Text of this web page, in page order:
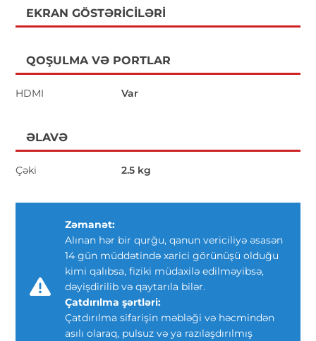
EKRAN GÖSTƏRICILƏRI
QOŞULMA VƏ PORTLAR
HDMI Var
ƏLAVƏ
Çəki 2.5 kg
Zəmanət:
Alınan hər bir qurğu, qanun vericiliyə əsasən
14 gün müddətində xarici görünüşü olduğu
kimi qalıbsa, fiziki müdaxilə edilməyibsə,
dəyişdirilib və qaytarıla bilər.
Çatdırılma şərtləri:
Çatdırılma sifarişin məbləği və həcmindən
asılı olaraq, pulsuz və ya razılaşdırılmış